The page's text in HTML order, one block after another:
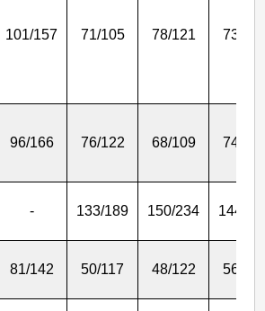
101/157 71/105 78/121 73/
96/166 76/122 68/109 74/
- 133/189 150/234 144/
81/142 50/117 48/122 56/